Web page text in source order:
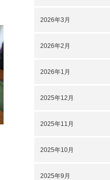
2026年3月
2026年2月
2026年1月
2025年12月
2025年11月
2025年10月
2025年9月